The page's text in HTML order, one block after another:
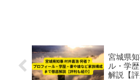
宮城県
ル・学
解説【評